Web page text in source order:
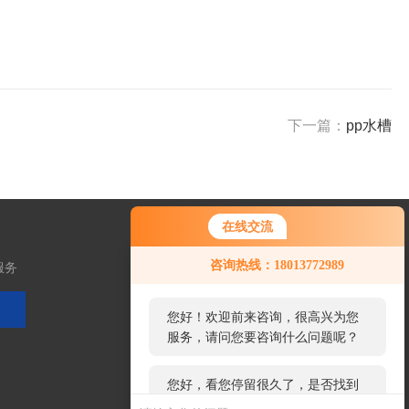
在线交流
咨询热线：18013772989
服务，请问您要咨询什么问题呢？
您好，看您停留很久了，是否找到
了需求产品，您可以直接在线与我
下一篇： pp水槽
务
关注微信